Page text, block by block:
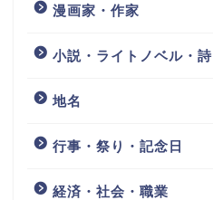
漫画家・作家
小説・ライトノベル・詩
地名
行事・祭り・記念日
経済・社会・職業